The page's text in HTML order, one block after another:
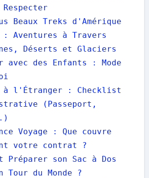
Beaux Treks d'Amérique
: Aventures à Travers
Déserts et Glaciers
avec des Enfants : Mode
l'Étranger : Checklist
(Passeport,
Voyage : Que couvre
votre contrat ?
Préparer son Sac à Dos
Tour du Monde ?